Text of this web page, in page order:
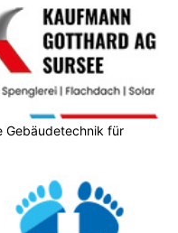
Gebäudetechnik für